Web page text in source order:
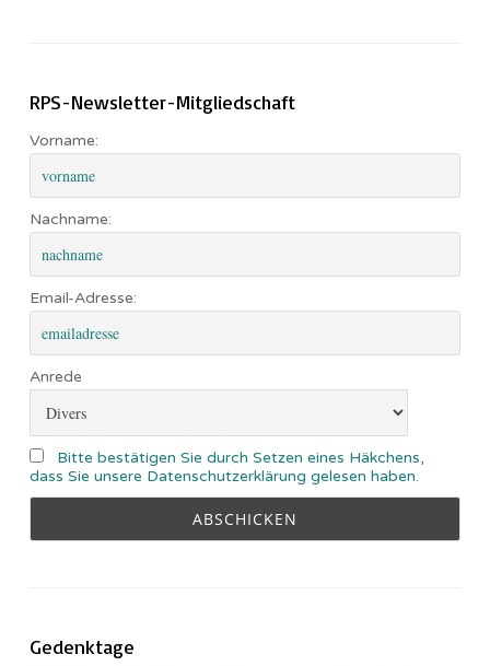
RPS-Newsletter-Mitgliedschaft
Vorname:
Nachname:
Email-Adresse:
Anrede
Bitte bestätigen Sie durch Setzen eines Häkchens,
dass Sie unsere Datenschutzerklärung gelesen haben.
Gedenktage